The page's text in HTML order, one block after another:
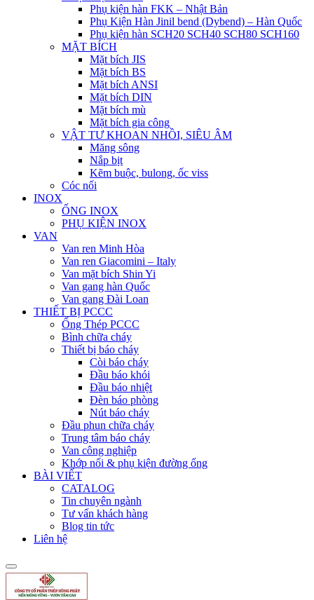
Phụ kiện hàn FKK – Nhật Bản
Phụ Kiện Hàn Jinil bend (Dybend) – Hàn Quốc
Phụ kiện hàn SCH20 SCH40 SCH80 SCH160
MẶT BÍCH
Mặt bích JIS
Mặt bích BS
Mặt bích ANSI
Mặt bích DIN
Mặt bích mù
Mặt bích gia công
VẬT TƯ KHOAN NHỒI, SIÊU ÂM
Măng sông
Nắp bịt
Kẽm buộc, bulong, ốc viss
Cóc nối
INOX
ỐNG INOX
PHỤ KIỆN INOX
VAN
Van ren Minh Hòa
Van ren Giacomini – Italy
Van mặt bích Shin Yi
Van gang hàn Quốc
Van gang Đài Loan
THIẾT BỊ PCCC
Ống Thép PCCC
Bình chữa cháy
Thiết bị báo cháy
Còi báo cháy
Đầu báo khói
Đầu báo nhiệt
Đèn báo phòng
Nút báo cháy
Đầu phun chữa cháy
Trung tâm báo cháy
Van công nghiệp
Khớp nối & phụ kiện đường ống
BÀI VIẾT
CATALOG
Tin chuyên ngành
Tư vấn khách hàng
Blog tin tức
Liên hệ